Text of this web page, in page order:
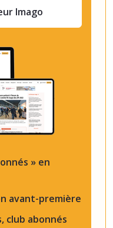
» en
avant-première
club abonnés
Imago